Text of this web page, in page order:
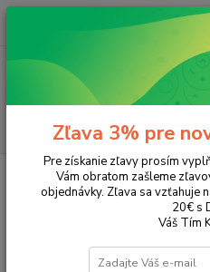
Tonery a náplne do tlačiarní
V tejto kategórii nebol nájdený
Zľava 3% pre
Pre získanie zľavy prosím
Vám obratom zašleme
objednávky. Zľava sa vzťahuje
20€ s
Váš Tím